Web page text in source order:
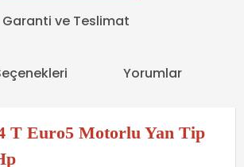
Garanti ve Teslimat
Yorumlar
T Euro5 Motorlu Yan Tip